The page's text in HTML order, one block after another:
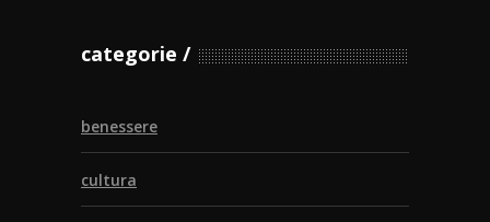
categorie
benessere
cultura